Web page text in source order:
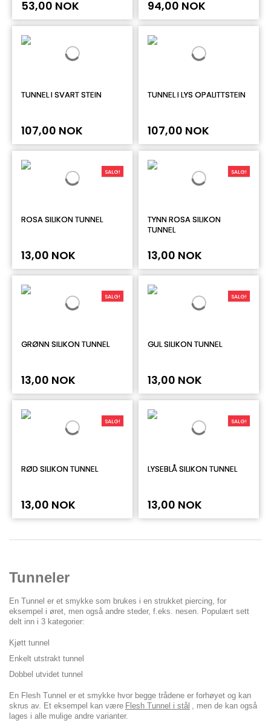
53,00 NOK 94,00 NOK
TUNNEL I SVART STEIN
107,00 NOK
TUNNEL I LYS OPALITTSTEIN
107,00 NOK
SALG!
ROSA SILIKON TUNNEL
13,00 NOK
SALG!
TYNN ROSA SILIKON
TUNNEL
13,00 NOK
SALG!
GRØNN SILIKON TUNNEL
13,00 NOK
SALG!
GUL SILIKON TUNNEL
13,00 NOK
SALG!
RØD SILIKON TUNNEL
13,00 NOK
SALG!
LYSEBLÅ SILIKON TUNNEL
13,00 NOK
Tunneler
En Tunnel er et smykke som brukes i en strukket piercing, for
eksempel i øret, men også andre steder, f.eks. nesen. Populært sett
delt inn i 3 kategorier:
Kjøtt tunnel
Enkelt utstrakt tunnel
Dobbel utvidet tunnel
En Flesh Tunnel er et smykke hvor begge trådene er forhøyet og kan
skrus av. Et eksempel kan være Flesh Tunnel i stål
, men de kan også
lages i alle mulige andre varianter.